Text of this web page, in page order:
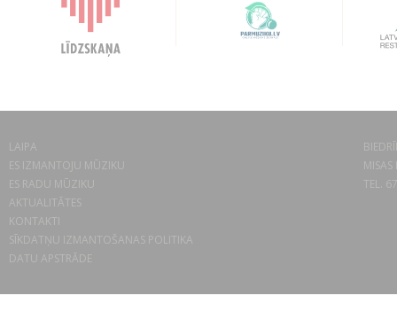
LAIPA
ES IZMANTOJU MŪZIKU
ES RADU MŪZIKU
AKTUALITĀTES
KONTAKTI
SĪKDATŅU IZMANTOŠANAS POLITIKA
DATU APSTRĀDE
TEL.